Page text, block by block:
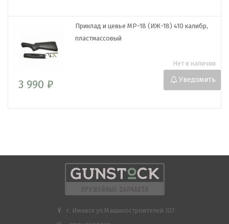
Приклад и цевье МР-18 (ИЖ-18) 410 калибр,
пластмассовый
3 990 ₽
Нет в наличии
Уведомить
г. Ижевск ул.Машиностроителей 107